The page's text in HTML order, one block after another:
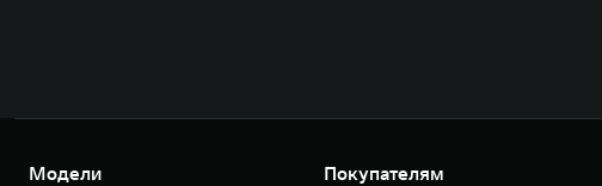
Модели Покупателям